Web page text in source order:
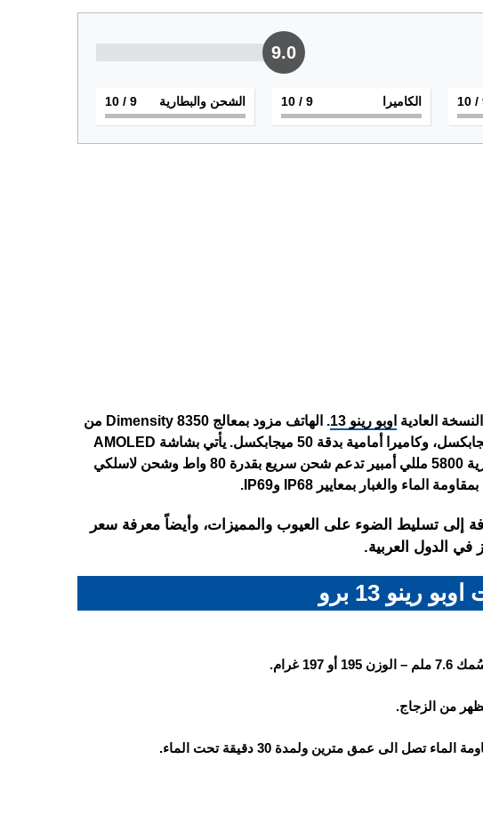
9.0
/ 10 الكاميرا 9
/ 10 الشحن والبطارية 9
/ 10
اوبو رينو 13
. الهاتف مزود بمعالج Dimensity 8350 من
ميدياتيك، مع ثلاث كاميرات خلفية بدقة 50 و50 و8 ميجابكسل، وكاميرا أمامية بدقة 50 ميجابكسل. يأتي بشاشة AMOLED
بحجم 6.83 بوصة تدعم معدل تحديث 120 هرتز، وبطارية 5800 مللي أمبير تدعم شحن سريع بقدرة 80 واط وشحن لاسلكي
إلى تسليط الضوء على العيوب والمميزات، وأيضاً معرفة سعر
في الدول العربية.
رينو 13 برو
من الزجاج.